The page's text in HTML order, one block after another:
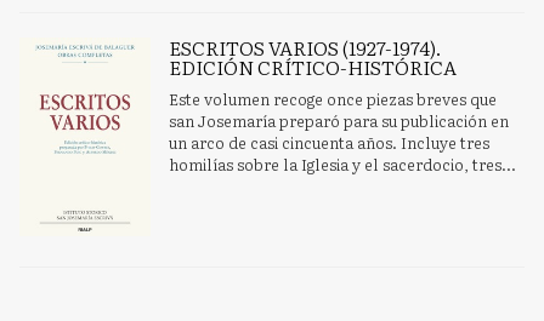
ESCRITOS VARIOS (1927-1974).
EDICIÓN CRÍTICO-HISTÓRICA
Este volumen recoge once piezas breves que
san Josemaría preparó para su publicación en
un arco de casi cincuenta años. Incluye tres
homilías sobre la Iglesia y el sacerdocio, tres...